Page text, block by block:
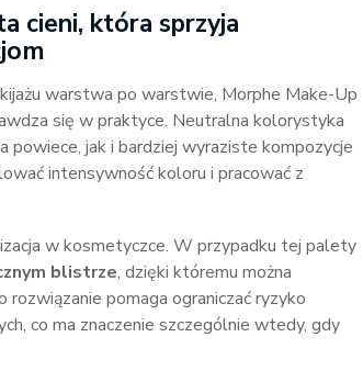
cieni, która sprzyja
warstwa po warstwie, Morphe Make-Up
się w praktyce. Neutralna kolorystyka
jak i bardziej wyraziste kompozycje
intensywność koloru i pracować z
w kosmetyczce. W przypadku tej palety
blistrze, dzięki któremu można
pomaga ograniczać ryzyko
co ma znaczenie szczególnie wtedy, gdy